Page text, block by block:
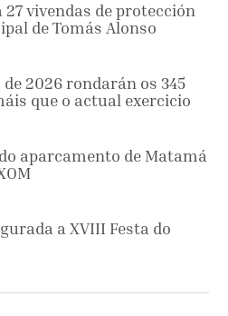
vivendas de protección
de Tomás Alonso
2026 rondarán os 345
que o actual exercicio
aparcamento de Matamá
a XVIII Festa do